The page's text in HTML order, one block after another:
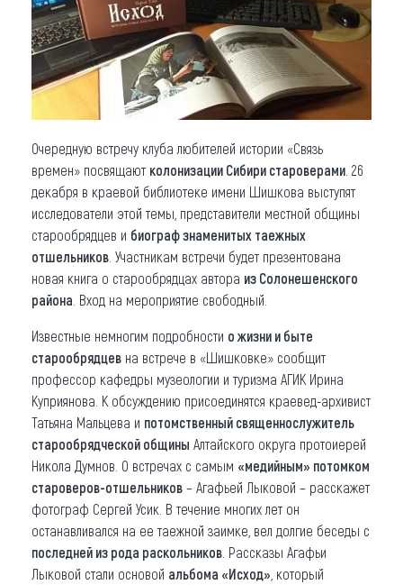
Коллекция впечатлений
Другие рубрики
Очередную встречу клуба любителей истории «Связь
времен» посвящают колонизации Сибири староверами . 26
декабря в краевой библиотеке имени Шишкова выступят
исследователи этой темы, представители местной общины
старообрядцев и биограф знаменитых таежных
отшельников . Участникам встречи будет презентована
новая книга о старообрядцах автора из Солонешенского
района . Вход на мероприятие свободный.
Известные немногим подробности о жизни и быте
старообрядцев на встрече в «Шишковке» сообщит
профессор кафедры музеологии и туризма АГИК Ирина
Куприянова. К обсуждению присоединятся краевед-архивист
Татьяна Мальцева и потомственный священнослужитель
старообрядческой общины Алтайского округа протоиерей
Никола Думнов. О встречах с самым «медийным» потомком
староверов-отшельников – Агафьей Лыковой – расскажет
фотограф Сергей Усик. В течение многих лет он
останавливался на ее таежной заимке, вел долгие беседы с
последней из рода раскольников . Рассказы Агафьи
Лыковой стали основой альбома «Исход» , который